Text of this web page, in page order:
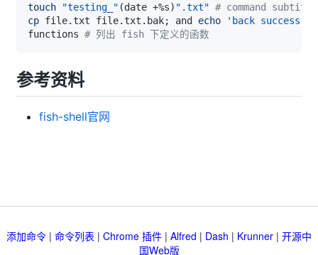
touch
"testing_" (date +%s) ".txt" # command
cp file.txt file.txt.bak; and echo 'back success'
functions # 列出 fish 下定义的函数
参考资料
fish-shell官网
添加命令 | 命令列表 | Chrome 插件 | Alfred | Dash | Krunner | 开源中
国Web版